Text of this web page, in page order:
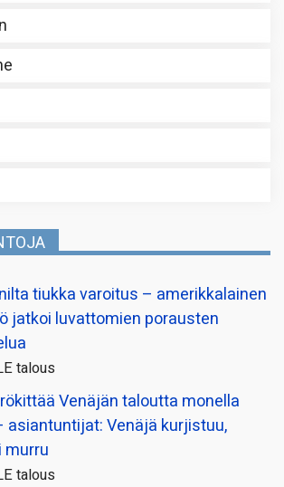
tiukka varoitus – amerikkalainen
jatkoi luvattomien porausten
talous
Venäjän taloutta monella
asiantuntijat: Venäjä kurjistuu,
murru
talous